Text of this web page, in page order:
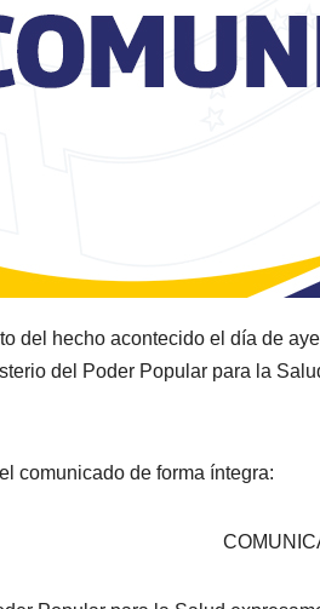
del hecho acontecido el día de
del Poder Popular para la
comunicado de forma íntegra: